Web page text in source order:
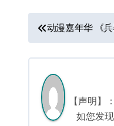
文
章
导
航
动漫嘉年华 《
【声明】
如您发